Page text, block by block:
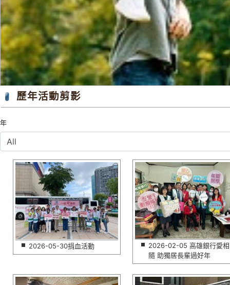
歷年活動剪影
年
2026-05-30捐血活動
2026-02-05 高雄銀行愛相
隨 助獨居長輩過好年